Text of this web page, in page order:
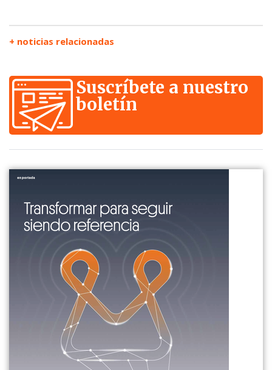
+ noticias relacionadas
Suscríbete a nuestro
boletín